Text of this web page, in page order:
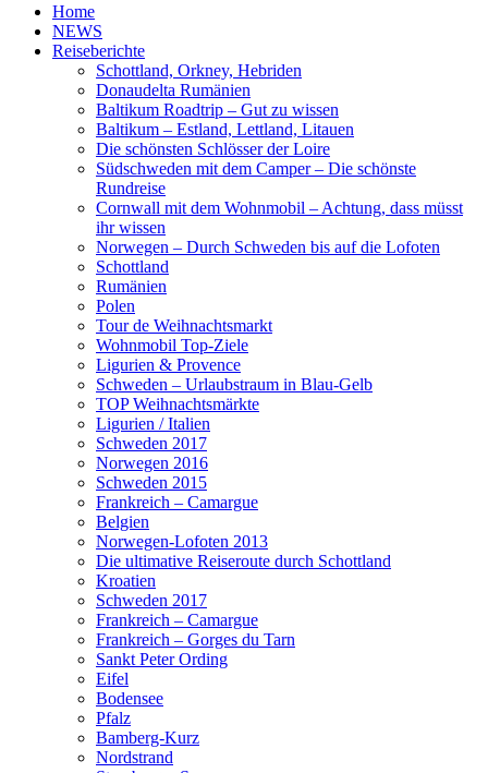
Home
NEWS
Reiseberichte
Schottland, Orkney, Hebriden
Donaudelta Rumänien
Baltikum Roadtrip – Gut zu wissen
Baltikum – Estland, Lettland, Litauen
Die schönsten Schlösser der Loire
Südschweden mit dem Camper – Die schönste
Rundreise
Cornwall mit dem Wohnmobil – Achtung, dass müsst
ihr wissen
Norwegen – Durch Schweden bis auf die Lofoten
Schottland
Rumänien
Polen
Tour de Weihnachtsmarkt
Wohnmobil Top-Ziele
Ligurien & Provence
Schweden – Urlaubstraum in Blau-Gelb
TOP Weihnachtsmärkte
Ligurien / Italien
Schweden 2017
Norwegen 2016
Schweden 2015
Frankreich – Camargue
Belgien
Norwegen-Lofoten 2013
Die ultimative Reiseroute durch Schottland
Kroatien
Schweden 2017
Frankreich – Camargue
Frankreich – Gorges du Tarn
Sankt Peter Ording
Eifel
Bodensee
Pfalz
Bamberg-Kurz
Nordstrand